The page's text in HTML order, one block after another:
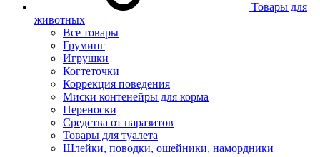
Товары для
животных
Все товары
Груминг
Игрушки
Когтеточки
Коррекция поведения
Миски контенейры для корма
Переноски
Средства от паразитов
Товары для туалета
Шлейки, поводки, ошейники, намордники